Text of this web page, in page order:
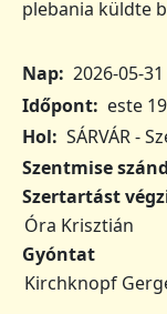
plebania küldte
Nap 2026-05-
Időpont
este
Hol
SÁRVÁR -
Szentmise
Szertartást
Óra Krisztián
Gyóntat
Kirchknopf